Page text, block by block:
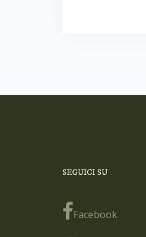
SEGUICI SU
Facebook